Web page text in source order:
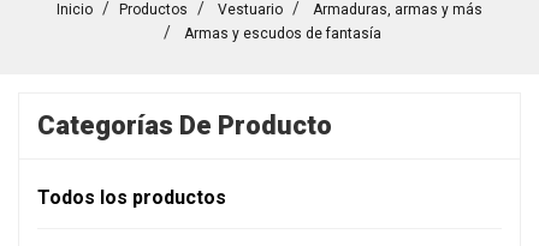
Inicio Productos Vestuario
Armaduras, armas y más
Armas y escudos de fantasía
Categorías De Producto
Todos los productos